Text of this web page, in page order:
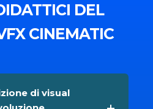
DEL
CINEMATIC
di visual